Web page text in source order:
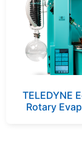
TELEDYNE
Rotary